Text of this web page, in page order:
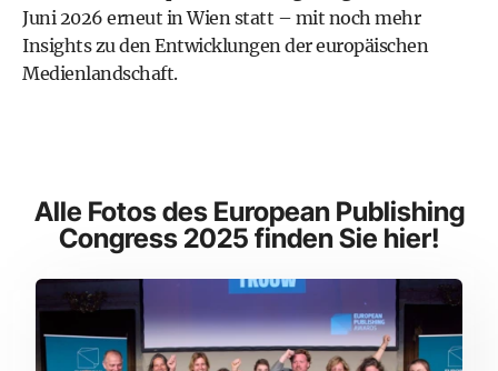
Juni 2026 erneut in Wien statt – mit noch mehr
Insights zu den Entwicklungen der europäischen
Medienlandschaft.
Alle Fotos des European Publishing
Congress 2025 finden Sie hier!